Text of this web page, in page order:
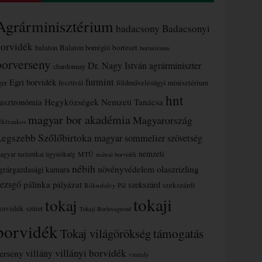
badacsony Badacsonyi
balaton Balaton borrégió borteszt borturizmus
chardonnay Dr. Nagy István agrárminiszter
Egri borvidék fesztivál furmint földművelésügyi minisztérium
Hegyközségek Nemzeti Tanácsa hnt
magyar bor akadémia Magyarország
Szőlőbirtoka magyar sommelier szövetség
turisztikai ügynökség MTÜ mátrai borvidék nemzeti
kamara nébih növényvédelem olaszrizling
pálinka pályázat Rókusfalvy Pál szekszárd szekszárdi
szüret tokaj Tokaji Borlovagrend tokaji
Tokaj világörökségtámogatás
villány villányi borvidék vinitaly